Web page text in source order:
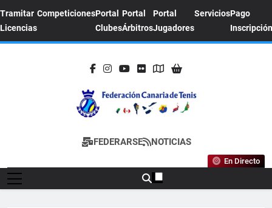
Tramitar
Licencias
CompeticionesPortal
Clubes
Portal
Árbitros
Portal
Jugadores
ServiciosPago
Inscripción
FEDERACION
CANARIA DE
TENIS
Sitio Oficial De La Federación Canaria De
FEDERARSE NOTICIAS
En Directo